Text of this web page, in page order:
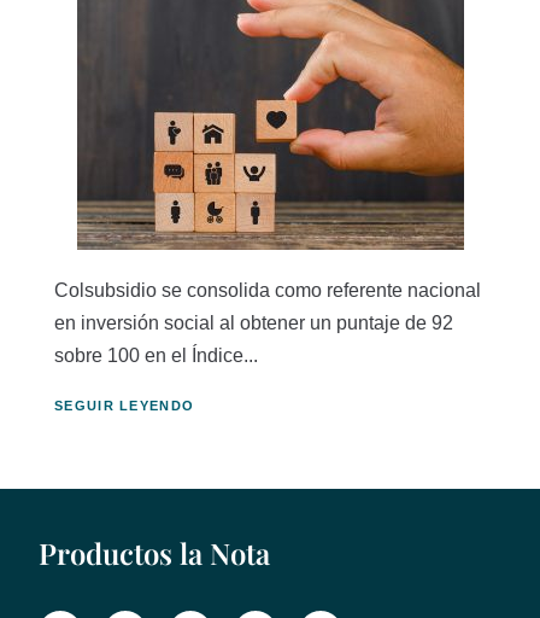
Colsubsidio se consolida como referente nacional
en inversión social al obtener un puntaje de 92
sobre 100 en el Índice...
SEGUIR LEYENDO
Productos la Nota